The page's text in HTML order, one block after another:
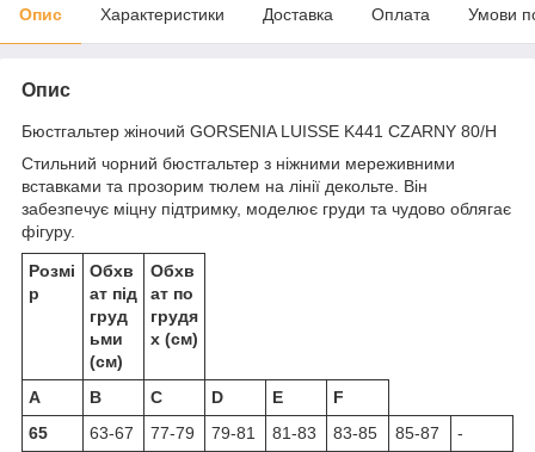
Опис Характеристики Доставка Оплата Умови
Опис
Бюстгальтер жіночий GORSENIA LUISSE K441 CZARNY 80/H
Стильний чорний бюстгальтер з ніжними мереживними
вставками та прозорим тюлем на лінії декольте. Він
забезпечує міцну підтримку, моделює груди та чудово облягає
фігуру.
Розмі
р
Обхв
ат під
груд
ьми
(см)
Обхв
ат по
грудя
х (см)
A B C D E
F
65
63-67 77-79 79-81 81-83 83-85 85-87
-